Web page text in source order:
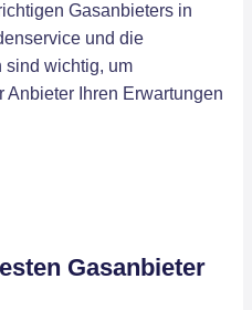
Gasanbieters in
und die
sind wichtig, um
Anbieter Ihren Erwartungen
Gasanbieter